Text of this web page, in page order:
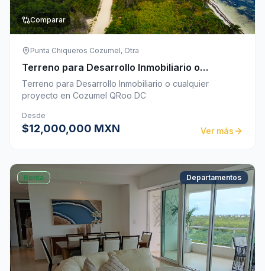
Comparar
Punta Chiqueros Cozumel, Otra
Terreno para Desarrollo Inmobiliario o
cualquier proyecto en Cozumel QRoo
Terreno para Desarrollo Inmobiliario o cualquier
proyecto en Cozumel QRoo DC
Desde
$12,000,000 MXN Ver más
Renta Departamentos